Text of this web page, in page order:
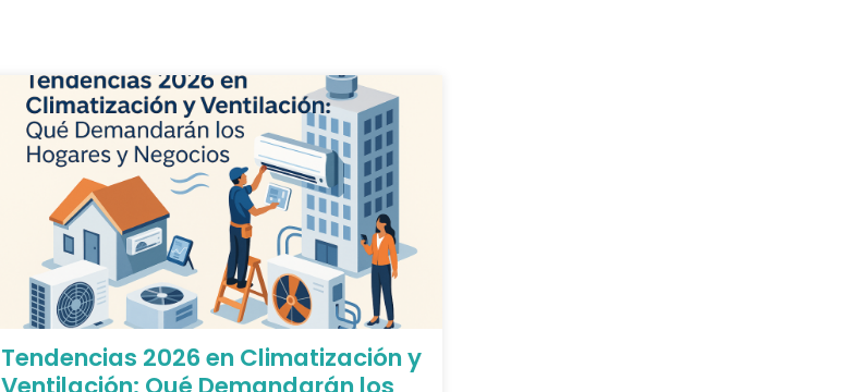
Tendencias 2026 en Climatización y